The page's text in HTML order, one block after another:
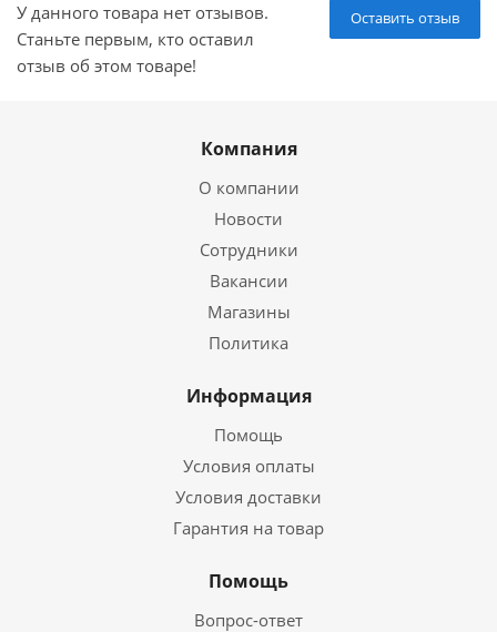
Оставить отзыв
У данного товара нет отзывов.
Станьте первым, кто оставил
отзыв об этом товаре!
Компания
О компании
Новости
Сотрудники
Вакансии
Магазины
Политика
Информация
Помощь
Условия оплаты
Условия доставки
Гарантия на товар
Помощь
Вопрос-ответ